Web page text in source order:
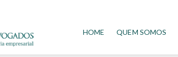
HOME QUEM SOMOS